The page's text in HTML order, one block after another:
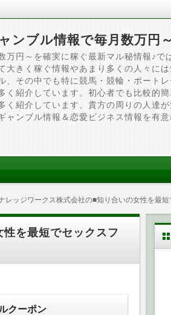
ンブル情報で毎月数万円
円～を確実に稼ぐ最新マル秘情報♪
きく稼ぐ情報やあまり多くの人々に
その中でも特に競馬・競輪・ボート
紹介しています。初心者でも比較的
紹介しています。貴方の周りの人達
ンブル情報＆恋愛ビジネス情報を有
レッジワークス株式会社の■知り合いの女性を最
を最短でセックスフ
クーポン